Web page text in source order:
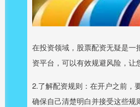
在投资领域，股票配资无疑是
资平台，可以有效规避风险，让
2.了解配资规则：在开户之前，
确保自己清楚明白并接受这些规